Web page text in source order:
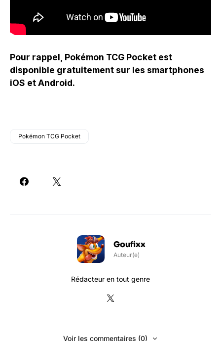
Pour rappel, Pokémon TCG Pocket est
disponible gratuitement sur les smartphones
iOS et Android.
Pokémon TCG Pocket
Goufixx
Auteur(e)
Rédacteur en tout genre
Voir les commentaires (0)